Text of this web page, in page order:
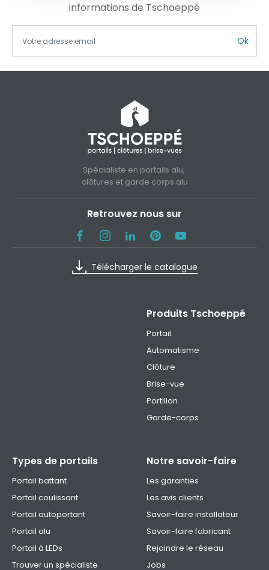
informations de Tschoeppé
Ok
Spécialiste en portails alu,
clôtures et garde corps alu
Retrouvez nous sur
Télécharger le catalogue
Produits Tschoeppé
Portail
Automatisme
Clôture
Brise-vue
Portillon
Garde-corps
Types de portails
Portail battant
Portail coulissant
Portail autoportant
Portail alu
Portail à LEDs
Trouver un spécialiste
Notre savoir-faire
Les garanties
Les avis clients
Savoir-faire installateur
Savoir-faire fabricant
Rejoindre le réseau
Jobs